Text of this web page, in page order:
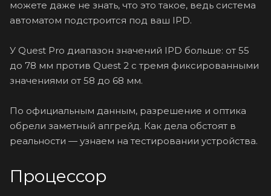
можете даже не знать, что это такое, ведь система
автоматом подстроится под ваш IPD.
У Quest Pro диапазон значений IPD больше: от 55
до 78 мм против Quest 2 с тремя фиксированными
значениями от 58 до 68 мм.
По официальным данным, разрешение и оптика
обрели заметный апгрейд. Как дела обстоят в
реальности — узнаем на тестировании устройства.
Процессор